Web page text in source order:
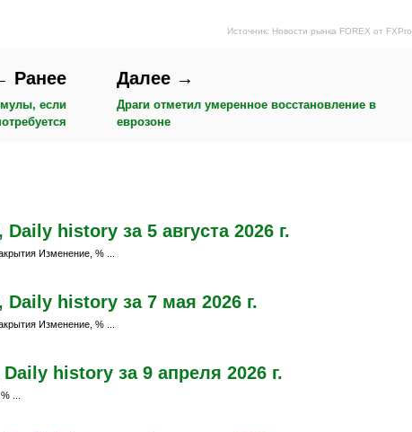
Источник: Новости рынка FOREX от FXPro
Ранее
если
Далее →
Драги отметил умеренное восстановление в
еврозоне
history за 5 августа 2026 г.
Изменение, % ...
history за 7 мая 2026 г.
Изменение, % ...
history за 9 апреля 2026 г.
...